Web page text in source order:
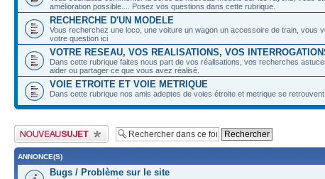
amélioration possible.... Posez vos questions dans cette rubrique.
RECHERCHE D'UN MODELE
Vous recherchez une loco, une voiture un wagon un accessoire de train, vous
votre question ici
VOTRE RESEAU, VOS REALISATIONS, VOS
Dans cette rubrique faites nous part de vos réalisations, vos recherches
aider ou partager ce que vous avez réalisé.
VOIE ETROITE ET VOIE METRIQUE
Dans cette rubrique nos amis adeptes de voies étroite et metrique se retrouvent
Publier un nouveau sujet
ANNONCE(S)
Bugs / Problème sur le site